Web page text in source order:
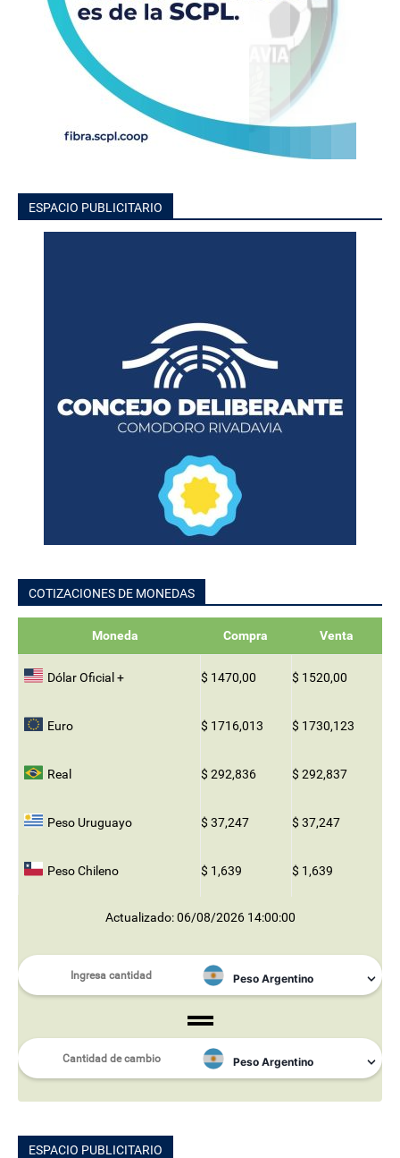
ESPACIO PUBLICITARIO
COTIZACIONES DE MONEDAS
Moneda Compra Venta
Dólar Oficial + $ 1470,00 $ 1520,00
Euro $ 1716,013 $ 1730,123
Real $ 292,836 $ 292,837
Peso Uruguayo $ 37,247 $ 37,247
Peso Chileno $ 1,639 $ 1,639
Actualizado: 06/08/2026 14:00:00
ESPACIO PUBLICITARIO